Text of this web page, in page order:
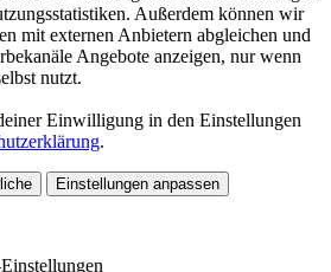
Außerdem können wir
mit externen Anbietern abgleichen und
Angebote anzeigen, nur wenn
nutzt.
Einwilligung in den Einstellungen
.
Einstellungen anpassen